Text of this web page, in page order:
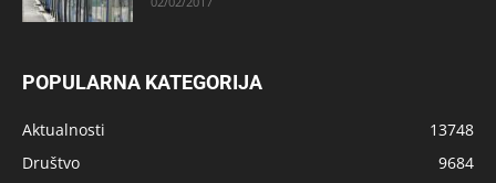
POPULARNA KATEGORIJA
Aktualnosti
13748
Društvo
9684